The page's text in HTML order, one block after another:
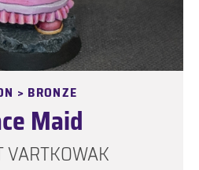
> BRONZE
Maid
VARTKOWAK